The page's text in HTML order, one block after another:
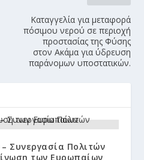
Καταγγελία για μεταφορά
πόσιμου νερού σε περιοχή
προστασίας της Φύσης
στον Ακάμα για ύδρευση
παράνομων υποστατικών.
Συνεργασία Πολιτών
των Ευρωπαίων